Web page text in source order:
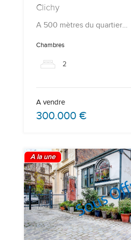
Clichy
A 500 mètres du quartier…
Chambres
2
A vendre
300.000 €
A la une